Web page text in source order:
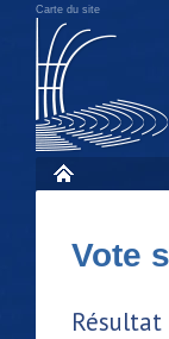
Carte du site
Vote
Résultat